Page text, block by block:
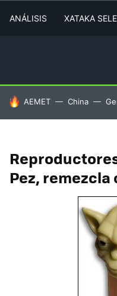
ANÁLISIS XATAKA
HOY SE HABLA DE
AEMET China
Pez,